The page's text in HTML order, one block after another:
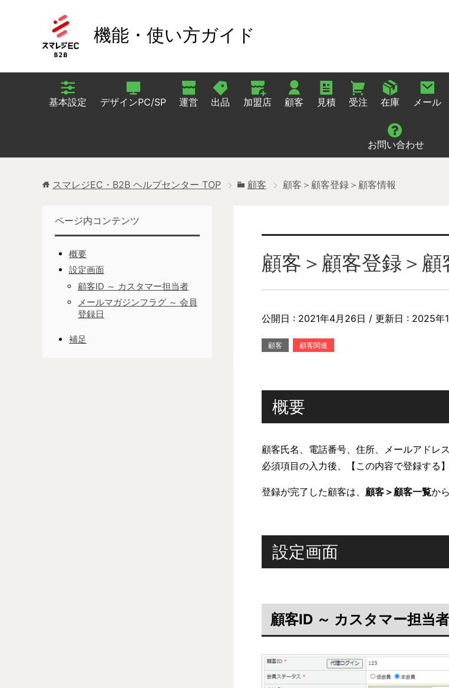
機能・使い方ガイド
基本設定 デザインPC/SP 運営 出品 加盟店 顧客 見積 受注 在庫 メール
お問い合わせ
スマレジEC・B2B ヘルプセンター TOP 顧客 顧客＞顧客登録＞顧客情報
顧客＞顧客登録＞顧
公開日 : 2021年4月26日 / 更新日 : 2025年
顧客 顧客関連
概要
顧客氏名、電話番号、住所、メールアドレ
必須項目の入力後、【この内容で登録する
登録が完了した顧客は、 顧客＞顧客一覧か
設定画面
顧客ID ～ カスタマー担当者
ページ内コンテンツ
概要
設定画面
顧客ID ～ カスタマー担当者
メールマガジンフラグ ～ 会員
登録日
補足